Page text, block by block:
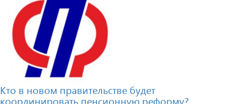
Кто в новом правительстве будет
координировать пенсионную реформу?